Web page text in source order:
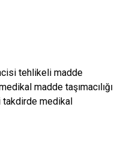
tehlikeli madde
madde taşımacılığı
takdirde medikal